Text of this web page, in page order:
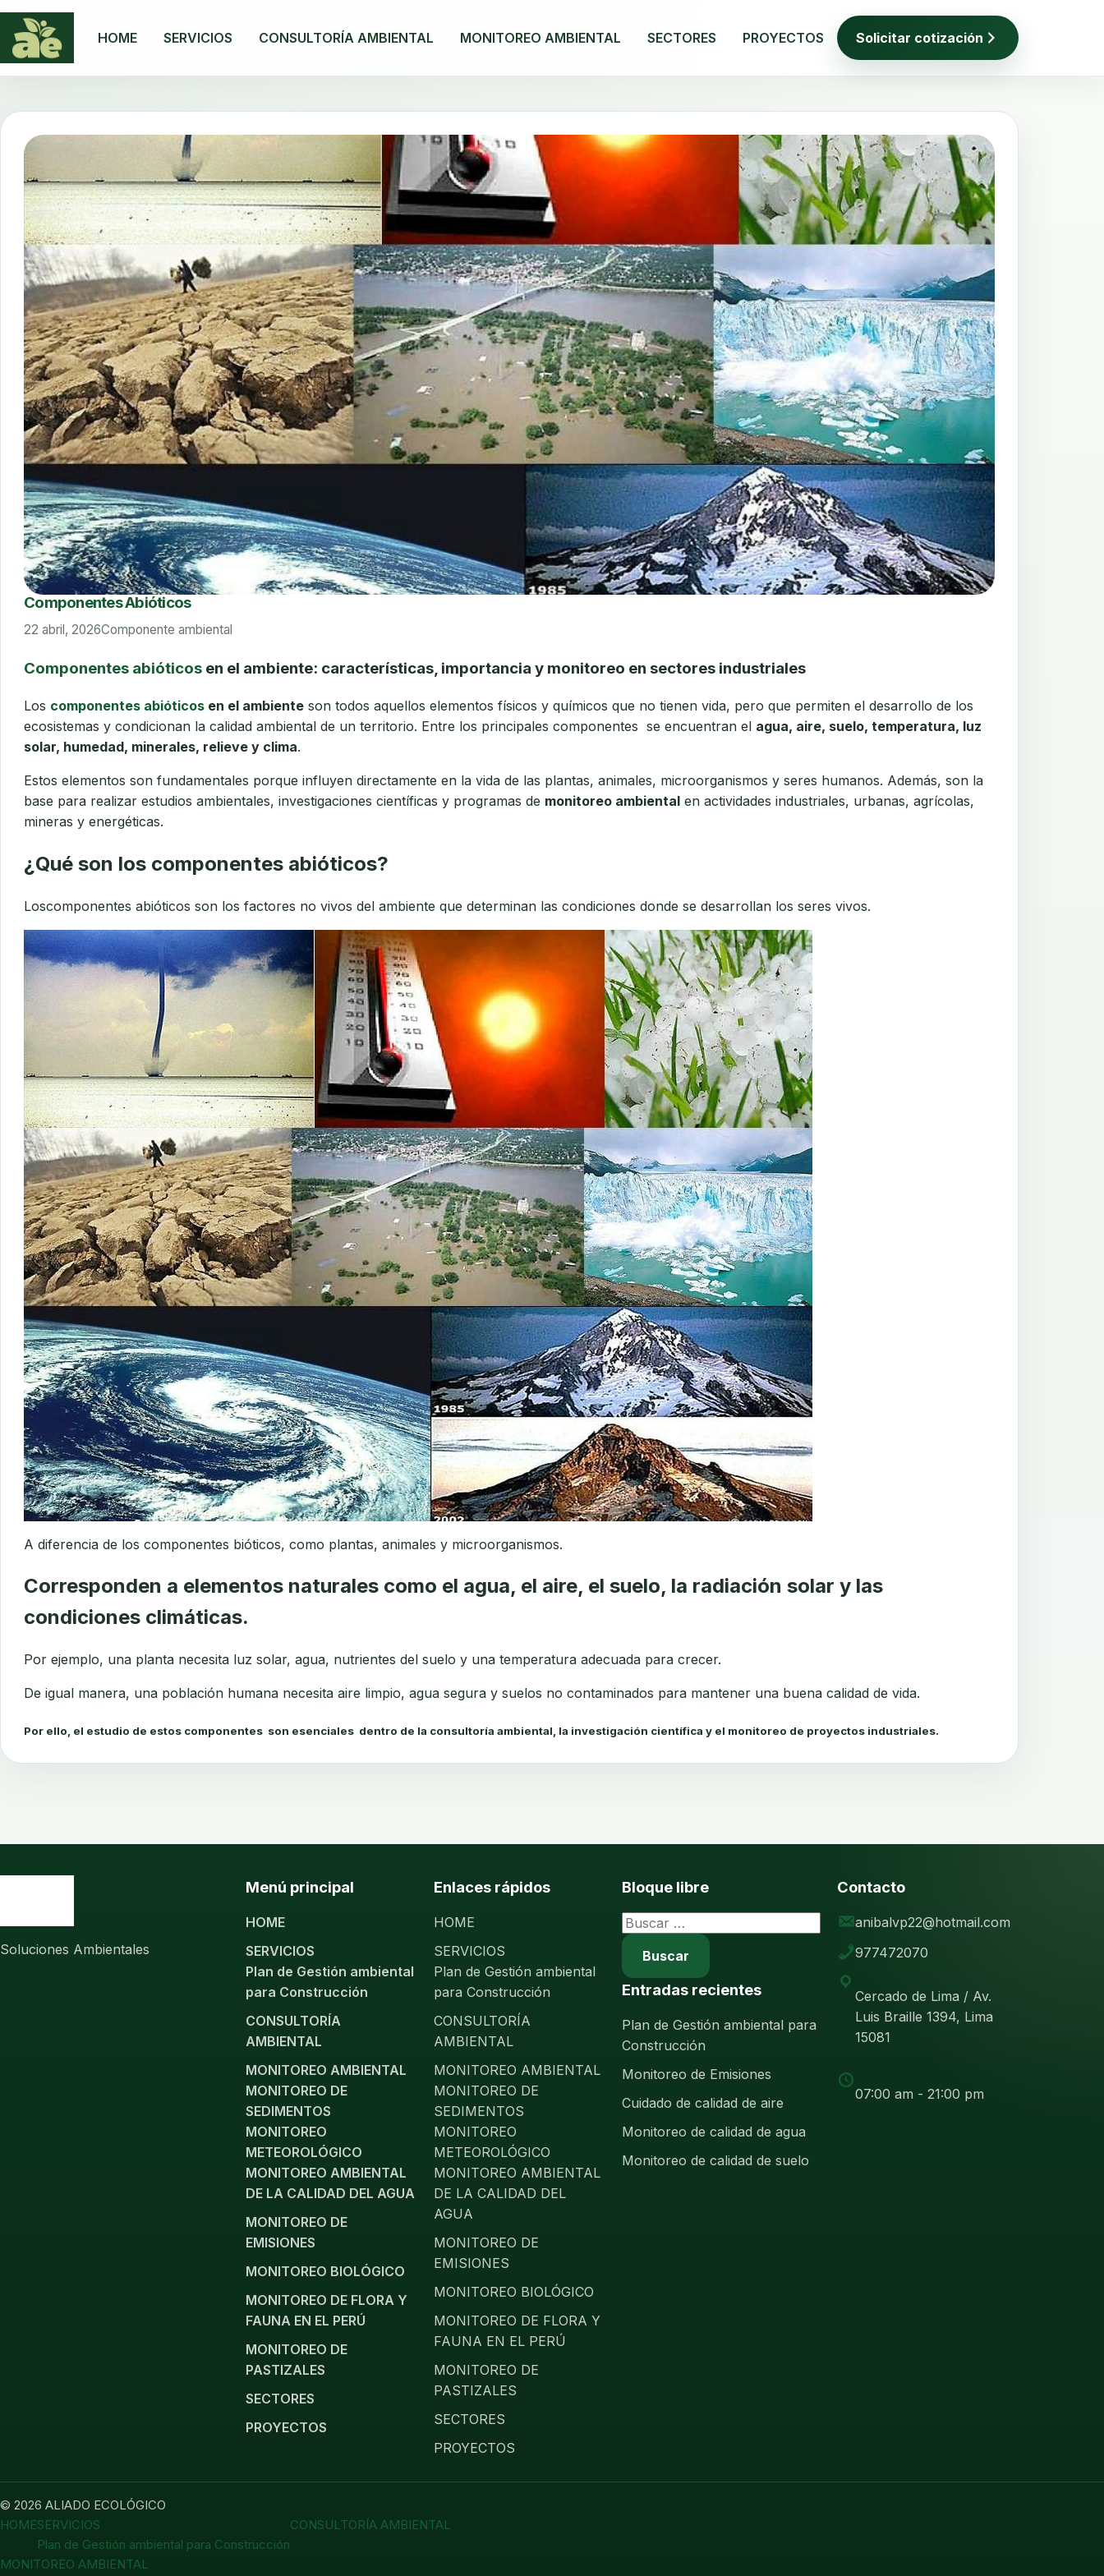
HOME SERVICIOS CONSULTORÍA AMBIENTAL MONITOREO AMBIENTAL SECTORES PROYECTOS Solicitar cotización
Componentes Abióticos
22 abril, 2026Componente ambiental
Componentes abióticos en el ambiente: características, importancia y monitoreo en sectores industriales
Los componentes abióticos en el ambiente son todos aquellos elementos físicos y químicos que no tienen vida, pero que permiten el desarrollo de los
ecosistemas y condicionan la calidad ambiental de un territorio. Entre los principales componentes se encuentran el agua, aire, suelo, temperatura, luz
solar, humedad, minerales, relieve y clima.
Estos elementos son fundamentales porque influyen directamente en la vida de las plantas, animales, microorganismos y seres humanos. Además, son la
base para realizar estudios ambientales, investigaciones científicas y programas de monitoreo ambiental en actividades industriales, urbanas, agrícolas,
mineras y energéticas.
¿Qué son los componentes abióticos?
Loscomponentes abióticos son los factores no vivos del ambiente que determinan las condiciones donde se desarrollan los seres vivos.
A diferencia de los componentes bióticos, como plantas, animales y microorganismos.
Corresponden a elementos naturales como el agua, el aire, el suelo, la radiación solar y las
condiciones climáticas.
Por ejemplo, una planta necesita luz solar, agua, nutrientes del suelo y una temperatura adecuada para crecer.
De igual manera, una población humana necesita aire limpio, agua segura y suelos no contaminados para mantener una buena calidad de vida.
Por ello, el estudio de estos componentes son esenciales dentro de la consultoría ambiental , la investigación científica y el monitoreo de proyectos industriales.
Soluciones Ambientales
Menú principal
HOME
SERVICIOS
Plan de Gestión ambiental
para Construcción
CONSULTORÍA
AMBIENTAL
MONITOREO AMBIENTAL
MONITOREO DE
SEDIMENTOS
MONITOREO
METEOROLÓGICO
MONITOREO AMBIENTAL
DE LA CALIDAD DEL AGUA
MONITOREO DE
EMISIONES
MONITOREO BIOLÓGICO
MONITOREO DE FLORA Y
FAUNA EN EL PERÚ
MONITOREO DE
PASTIZALES
SECTORES
PROYECTOS
Enlaces rápidos
HOME
SERVICIOS
Plan de Gestión ambiental
para Construcción
CONSULTORÍA
AMBIENTAL
MONITOREO AMBIENTAL
MONITOREO DE
SEDIMENTOS
MONITOREO
METEOROLÓGICO
MONITOREO AMBIENTAL
DE LA CALIDAD DEL
AGUA
MONITOREO DE
EMISIONES
MONITOREO BIOLÓGICO
MONITOREO DE FLORA Y
FAUNA EN EL PERÚ
MONITOREO DE
PASTIZALES
SECTORES
PROYECTOS
Bloque libre
Buscar:
Entradas recientes
Plan de Gestión ambiental para
Construcción
Monitoreo de Emisiones
Cuidado de calidad de aire
Monitoreo de calidad de agua
Monitoreo de calidad de suelo
Contacto
anibalvp22@hotmail.com
977472070
Cercado de Lima / Av.
Luis Braille 1394, Lima
15081
07:00 am - 21:00 pm
© 2026 ALIADO ECOLÓGICO
HOMESERVICIOS
Plan de Gestión ambiental para Construcción
CONSULTORÍA AMBIENTAL
MONITOREO AMBIENTAL